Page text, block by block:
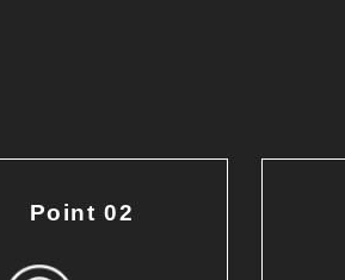
Point 02